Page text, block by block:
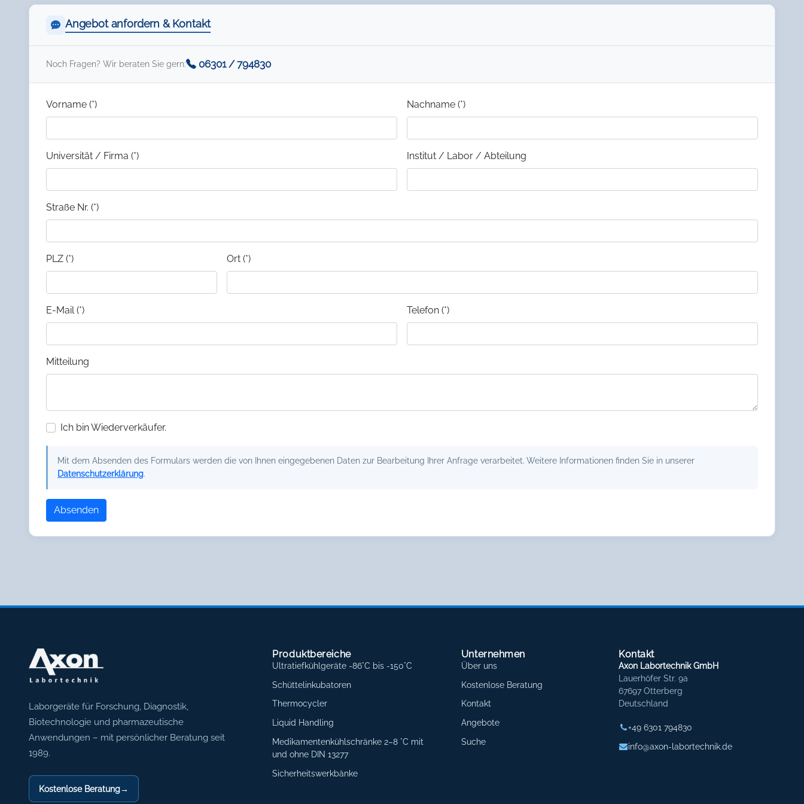
Angebot anfordern & Kontakt
Noch Fragen? Wir beraten Sie gern: 06301 / 794830
Vorname (*) Nachname (*)
Universität / Firma (*) Institut / Labor / Abteilung
Straße Nr. (*)
PLZ (*) Ort (*)
E-Mail (*) Telefon (*)
Mitteilung
Ich bin Wiederverkäufer.
Mit dem Absenden des Formulars werden die von Ihnen eingegebenen Daten zur Bearbeitung Ihrer Anfrage verarbeitet. Weitere Informationen finden Sie in unserer
Datenschutzerklärung.
Absenden
Axon Labortechnik
Laborgeräte für Forschung, Diagnostik,
Biotechnologie und pharmazeutische
Anwendungen – mit persönlicher Beratung seit
1989.
Kostenlose Beratung→
Produktbereiche
Ultratiefkühlgeräte -86°C bis -150°C
Schüttelinkubatoren
Thermocycler
Liquid Handling
Medikamentenkühlschränke 2–8 °C mit
und ohne DIN 13277
Sicherheitswerkbänke
Unternehmen
Über uns
Kostenlose Beratung
Kontakt
Angebote
Suche
Kontakt
Axon Labortechnik GmbH
Lauerhöfer Str. 9a
67697 Otterberg
Deutschland
+49 6301 794830
info@axon-labortechnik.de